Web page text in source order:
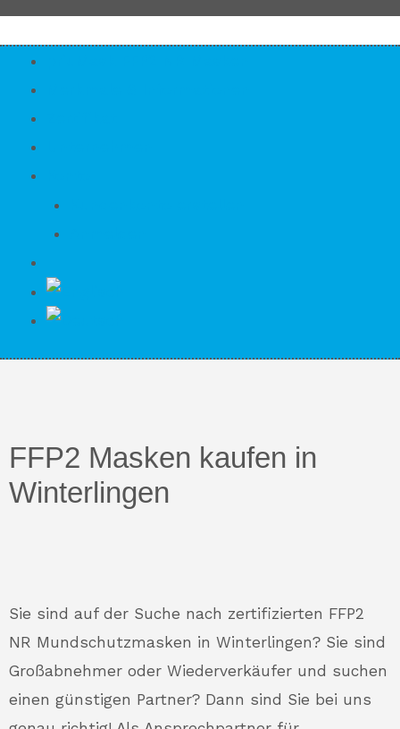
FFP2 Masken kaufen in
Winterlingen
Sie sind auf der Suche nach zertifizierten FFP2
NR Mundschutzmasken in Winterlingen? Sie sind
Großabnehmer oder Wiederverkäufer und suchen
einen günstigen Partner? Dann sind Sie bei uns